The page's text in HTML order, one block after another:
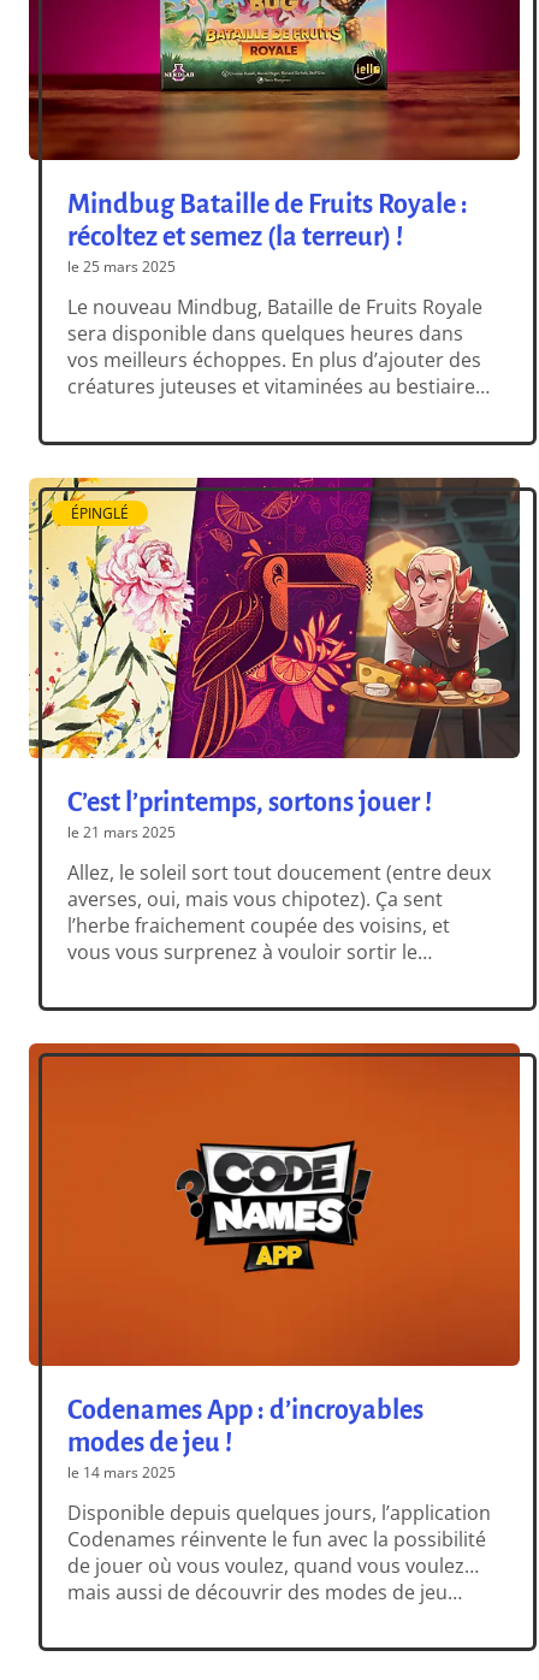
Mindbug Bataille de Fruits Royale :
récoltez et semez (la terreur) !
le 25 mars 2025
Le nouveau Mindbug, Bataille de Fruits Royale
sera disponible dans quelques heures dans
vos meilleurs échoppes. En plus d’ajouter des
créatures juteuses et vitaminées au bestiaire
nouvelle fournée de monstres énervés vous
jeu, particulièrement taquines. On vous dit
tout juste ici ! Des […]
ÉPINGLÉ
C’est l’printemps, sortons jouer !
le 21 mars 2025
Allez, le soleil sort tout doucement (entre deux
averses, oui, mais vous chipotez). Ça sent
l’herbe fraichement coupée des voisins, et
vous vous surprenez à vouloir sortir le
clairement venu de sortir les tables pour un
possibilité de rentrer fissa à l’intérieur […]
Codenames App : d’incroyables
modes de jeu !
le 14 mars 2025
Disponible depuis quelques jours, l’application
Codenames réinvente le fun avec la possibilité
de jouer où vous voulez, quand vous voulez…
mais aussi de découvrir des modes de jeu
jouez à votre rythme ! La grande force de cette